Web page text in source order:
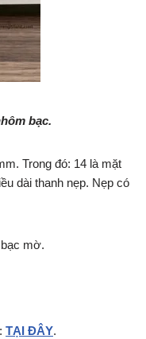
bạc.
Trong đó: 14 là mặt
dài thanh nẹp. Nẹp có
mờ.
TẠI ĐÂY.